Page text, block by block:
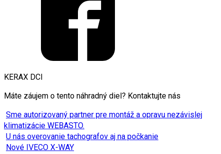
KERAX DCI
Máte záujem o tento náhradný diel? Kontaktujte nás
Sme autorizovaný partner pre montáž a opravu nezávislej
klimatizácie WEBASTO.
U nás overovanie tachografov aj na počkanie
Nové IVECO X-WAY